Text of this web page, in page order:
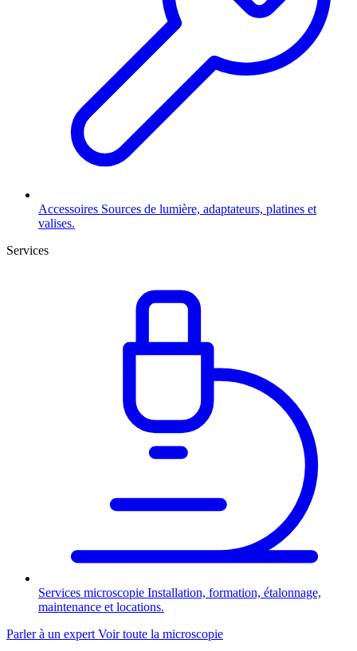
Accessoires Sources de lumière, adaptateurs, platines et
valises.
Services
Services microscopie Installation, formation, étalonnage,
maintenance et locations.
Parler à un expert Voir toute la microscopie